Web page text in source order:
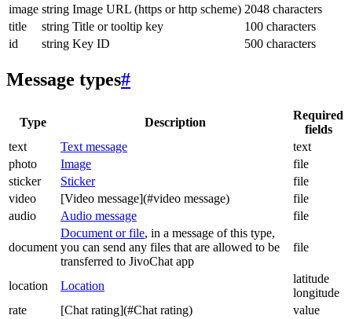
image string Image URL (https or http scheme) 2048 characters
title
string Title or tooltip key
100 characters
id
string Key ID 500 characters
Message types#
Type Description
Required
fields
text
Text message
text
photo
Image
file
sticker
Sticker
file
video
[Video message](#video message)
file
audio
Audio message file
document
Document or file, in a message of this type,
you can send any files that are allowed to be
transferred to JivoChat app
file
location Location
latitude
longitude
rate
[Chat rating](#Chat rating)
value